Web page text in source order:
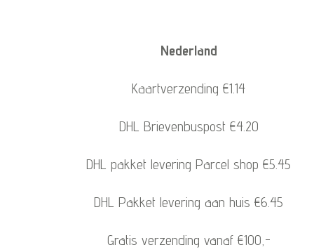
Nederland
Kaartverzending €1.14
DHL Brievenbuspost €4.20
DHL pakket levering Parcel shop €5.45
DHL Pakket levering aan huis €6.45
Gratis verzending vanaf €100,-